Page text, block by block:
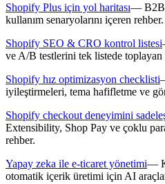
Shopify Plus için yol haritası—
kullanım senaryolarını içeren rehber.
Shopify SEO & CRO kontrol listesi
ve A/B testlerini tek listede toplayan
Shopify hız optimizasyon checklisti
iyileştirmeleri, tema hafifletme ve
Shopify checkout deneyimini
Extensibility, Shop Pay ve çoklu
rehber.
Yapay zeka ile e-ticaret yönetimi—
otomatik içerik üretimi için AI